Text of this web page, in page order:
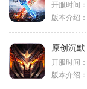
开服时间：
版本介绍：
原创沉默
开服时间：
版本介绍：